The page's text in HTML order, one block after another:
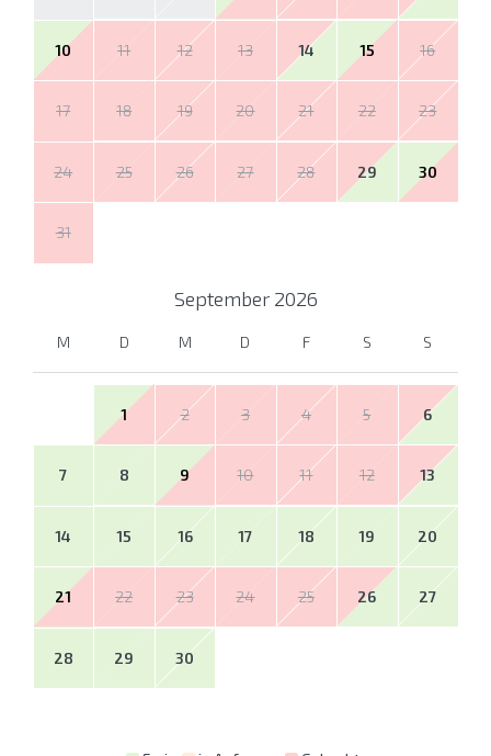
10 11 12 13 14 15 16
17 18 19 20 21 22 23
24 25 26 27 28 29 30
31
September 2026
M D M D F S S
1 2 3 4 5 6
7 8 9 10 11 12 13
14 15 16 17 18 19 20
21 22 23 24 25 26 27
28 29 30